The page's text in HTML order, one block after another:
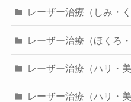
レーザー治療（しみ・く
レーザー治療（ほくろ
レーザー治療（ハリ・美
レーザー治療（ハリ・美